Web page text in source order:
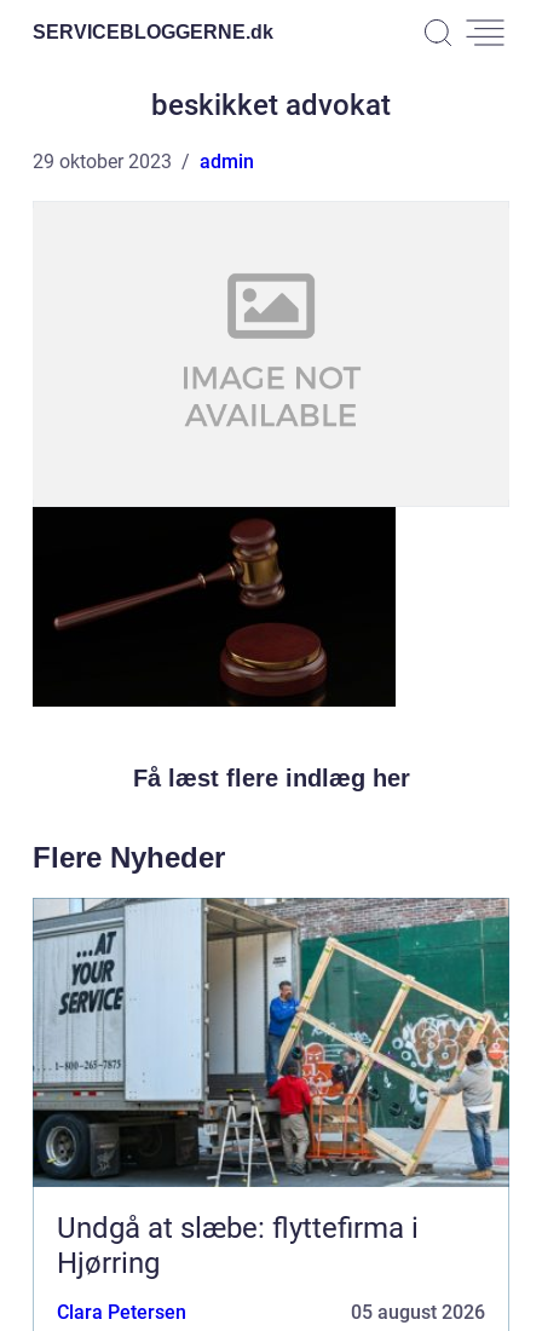
SERVICEBLOGGERNE.dk
beskikket advokat
29 oktober 2023 admin
Få læst flere indlæg her
Flere Nyheder
Undgå at slæbe: flyttefirma i
Hjørring
Clara Petersen 05 august 2026